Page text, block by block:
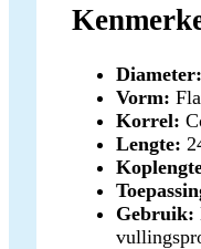
Diameter:
Vorm:
Korrel:
Lengte:
Gebruik: